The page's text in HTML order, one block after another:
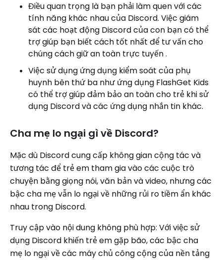
Điều quan trọng là bạn phải làm quen với các
tính năng khác nhau của Discord. Việc giám
sát các hoạt động Discord của con bạn có thể
trợ giúp bạn biết cách tốt nhất để tư vấn cho
chúng cách giữ an toàn trực tuyến .
Việc sử dụng ứng dụng kiểm soát của phụ
huynh bên thứ ba như ứng dụng FlashGet Kids
có thể trợ giúp đảm bảo an toàn cho trẻ khi sử
dụng Discord và các ứng dụng nhắn tin khác.
Cha mẹ lo ngại gì về Discord?
Mặc dù Discord cung cấp không gian cộng tác và
tương tác để trẻ em tham gia vào các cuộc trò
chuyện bằng giọng nói, văn bản và video, nhưng các
bậc cha mẹ vẫn lo ngại về những rủi ro tiềm ẩn khác
nhau trong Discord.
Truy cập vào nội dung không phù hợp: Với việc sử
dụng Discord khiến trẻ em gặp bão, các bậc cha
mẹ lo ngại về các máy chủ công cộng của nền tảng